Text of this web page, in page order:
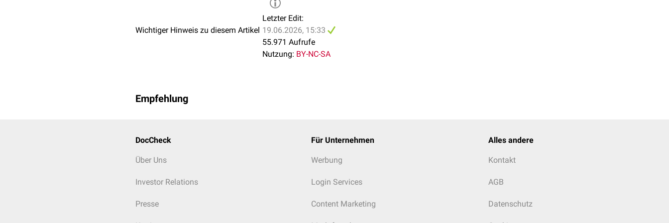
Wichtiger Hinweis zu diesem Artikel
Letzter Edit:
19.06.2026, 15:33
55.971 Aufrufe
Nutzung: BY-NC-SA
Empfehlung
DocCheck
Über Uns
Investor Relations
Presse
Für Unternehmen
Werbung
Login Services
Content Marketing
Alles andere
Kontakt
AGB
Datenschutz